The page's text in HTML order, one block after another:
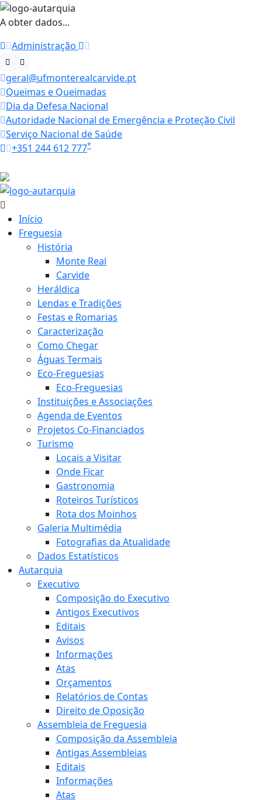
A obter dados...
Administração
geral@ufmonterealcarvide.pt
Queimas e Queimadas
Dia da Defesa Nacional
Autoridade Nacional de Emergência e Proteção Civil
Serviço Nacional de Saúde
+351 244 612 777*
Início
Freguesia
História
Monte Real
Carvide
Heráldica
Lendas e Tradições
Festas e Romarias
Caracterização
Como Chegar
Águas Termais
Eco-Freguesias
Eco-Freguesias
Instituições e Associações
Agenda de Eventos
Projetos Co-Financiados
Turismo
Locais a Visitar
Onde Ficar
Gastronomia
Roteiros Turísticos
Rota dos Moinhos
Galeria Multimédia
Fotografias da Atualidade
Dados Estatísticos
Autarquia
Executivo
Composição do Executivo
Antigos Executivos
Editais
Avisos
Informações
Atas
Orçamentos
Relatórios de Contas
Direito de Oposição
Assembleia de Freguesia
Composição da Assembleia
Antigas Assembleias
Editais
Informações
Atas